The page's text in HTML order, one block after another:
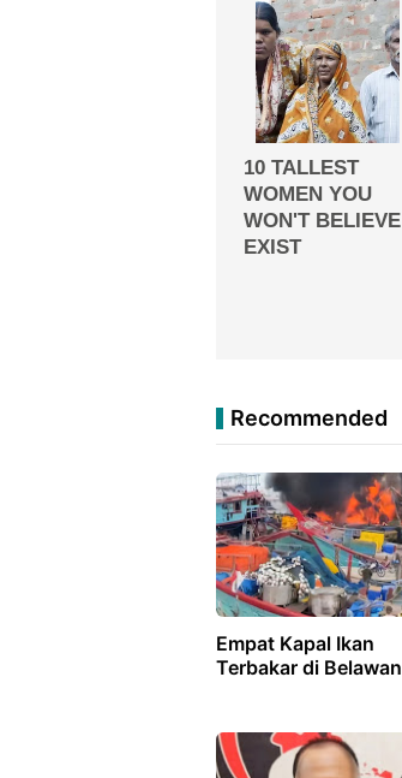
Recommended
Empat Kapal Ikan
Terbakar di Belawan